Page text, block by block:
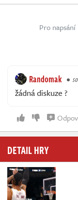
Pro
Randomak
žádná diskuze ?
DETAIL HRY